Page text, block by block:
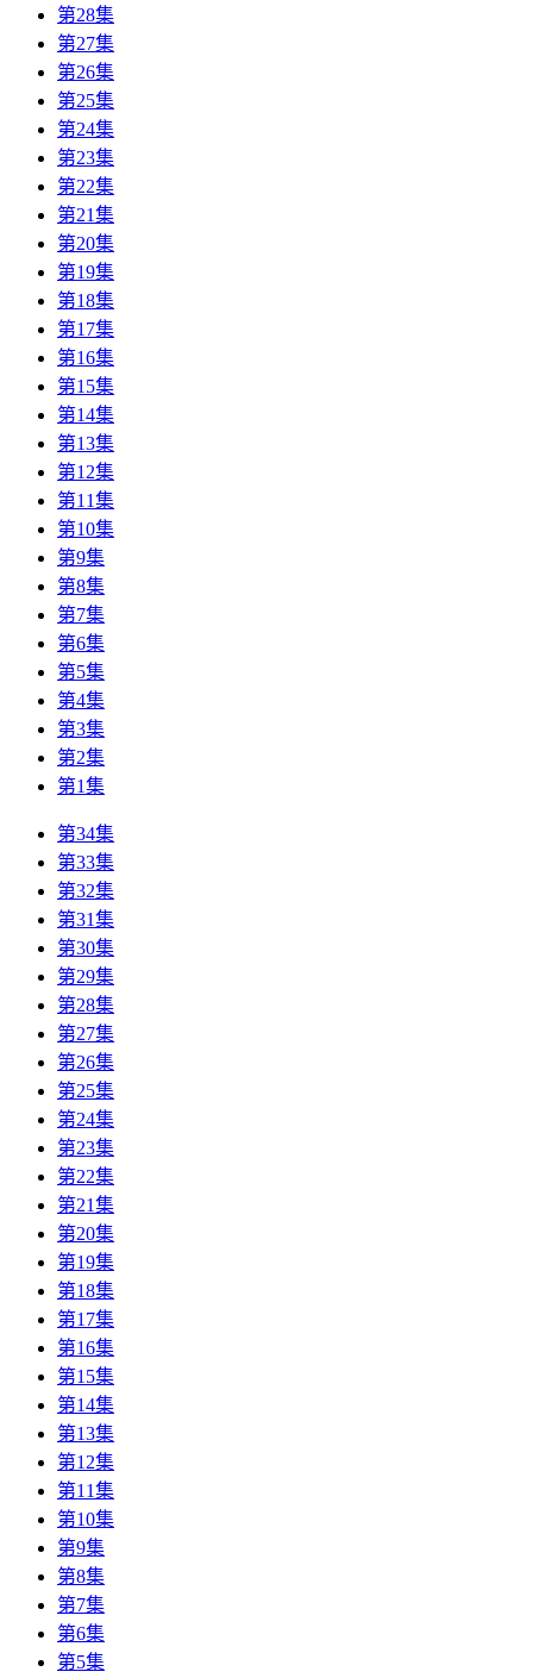
第28集
第27集
第26集
第25集
第24集
第23集
第22集
第21集
第20集
第19集
第18集
第17集
第16集
第15集
第14集
第13集
第12集
第11集
第10集
第9集
第8集
第7集
第6集
第5集
第4集
第3集
第2集
第1集
第34集
第33集
第32集
第31集
第30集
第29集
第28集
第27集
第26集
第25集
第24集
第23集
第22集
第21集
第20集
第19集
第18集
第17集
第16集
第15集
第14集
第13集
第12集
第11集
第10集
第9集
第8集
第7集
第6集
第5集